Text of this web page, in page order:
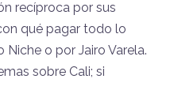
recíproca por sus
qué pagar todo lo
o por Jairo Varela.
sobre Cali; si